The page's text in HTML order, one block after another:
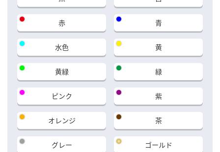
赤 青
水色 黄
黄緑 緑
ピンク 紫
オレンジ 茶
グレー ゴールド